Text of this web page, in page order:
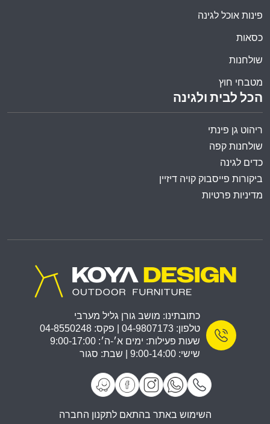
הכל לבית ולגינה
ריהוט גן פינתי
שולחנות קפה
כדים לגינה
ביקורות פייסבוק קויה דיזיין
מדיניות פרטיות
פינות אוכל לגינה
כסאות
שולחנות
מטבחי חוץ
כתובתינו: מושב גורן גליל מערבי
טלפון: 04-9807173 | פקס: 04-8550248
שעות פעילות: ימים א׳-ה׳: 9:00-17:00
שישי: 9:00-14:00 | שבת: סגור
השימוש באתר בהתאם לתקנון החברה